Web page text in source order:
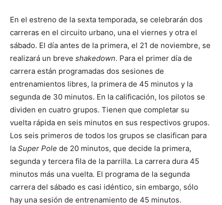
En el estreno de la sexta temporada, se celebrarán dos
carreras en el circuito urbano, una el viernes y otra el
sábado. El día antes de la primera, el 21 de noviembre, se
realizará un breve shakedown. Para el primer día de
carrera están programadas dos sesiones de
entrenamientos libres, la primera de 45 minutos y la
segunda de 30 minutos. En la calificación, los pilotos se
dividen en cuatro grupos. Tienen que completar su
vuelta rápida en seis minutos en sus respectivos grupos.
Los seis primeros de todos los grupos se clasifican para
la Super Pole de 20 minutos, que decide la primera,
segunda y tercera fila de la parrilla. La carrera dura 45
minutos más una vuelta. El programa de la segunda
carrera del sábado es casi idéntico, sin embargo, sólo
hay una sesión de entrenamiento de 45 minutos.